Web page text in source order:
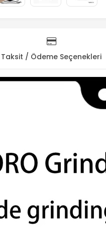
Taksit / Ödeme Seçenekleri